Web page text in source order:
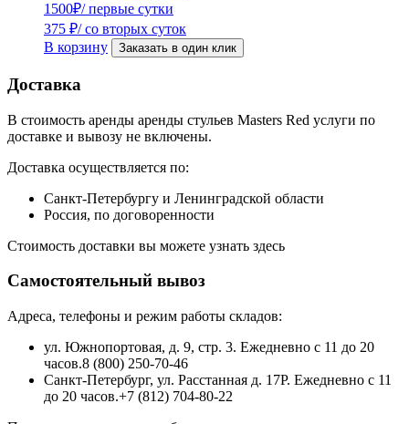
1500₽/ первые сутки
375 ₽/ со вторых суток
В корзину
Заказать в один клик
Доставка
В стоимость аренды аренды стульев Masters Red услуги по
доставке и вывозу не включены.
Доставка осуществляется по:
Санкт-Петербургу и Ленинградской области
Россия, по договоренности
Стоимость доставки вы можете узнать здесь
Самостоятельный вывоз
Адреса, телефоны и режим работы складов:
ул. Южнопортовая, д. 9, стр. 3. Ежедневно с 11 до 20
часов.8 (800) 250-70-46
Санкт-Петербург, ул. Расстанная д. 17Р. Ежедневно с 11
до 20 часов.+7 (812) 704-80-22